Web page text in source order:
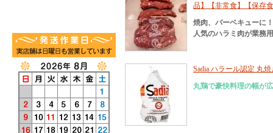
品】【非常食】【保存
焼肉、バーベキューに
人気のハラミ肉が業務
Sadia ハラール認定 丸
丸鶏で豪快料理の幅が